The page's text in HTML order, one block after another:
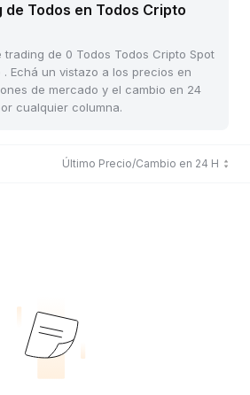
de Todos en Todos Cripto
trading de 0 Todos Todos Cripto Spot
Echá un vistazo a los precios en
de mercado y el cambio en 24
cualquier columna.
Último Precio/Cambio en 24 H